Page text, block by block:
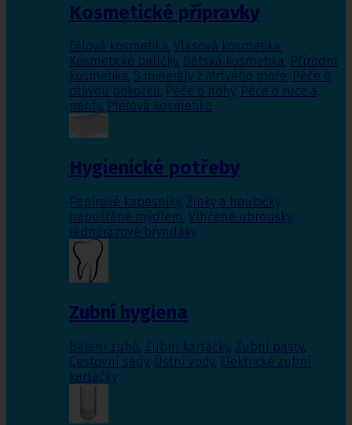
Kosmetické přípravky
Tělová kosmetika, Vlasová kosmetika,
Kosmetické balíčky, Dětská kosmetika, Přírodní
kosmetika, S minerály z Mrtvého moře, Péče o
citlivou pokožku, Péče o nohy, Péče o ruce a
nehty, Pleťová kosmetika
Hygienické potřeby
Papírové kapesníky, Žínky a houbičky
napuštěné mýdlem, Vlhčené ubrousky,
Jednorázové bryndáky
Zubní hygiena
Bělení zubů, Zubní kartáčky, Zubní pasty,
Cestovní sady, Ústní vody, Elektrické zubní
kartáčky